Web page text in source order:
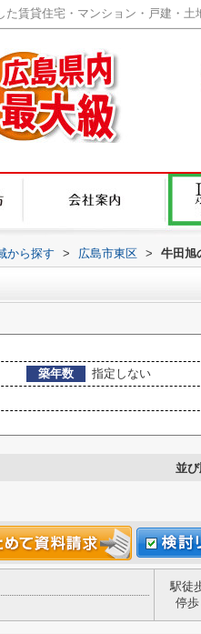
賃貸住宅・マンション・戸建・
から探す > 広島市東区 > 牛田旭
築年数
指定しない
並び
駅徒
停歩